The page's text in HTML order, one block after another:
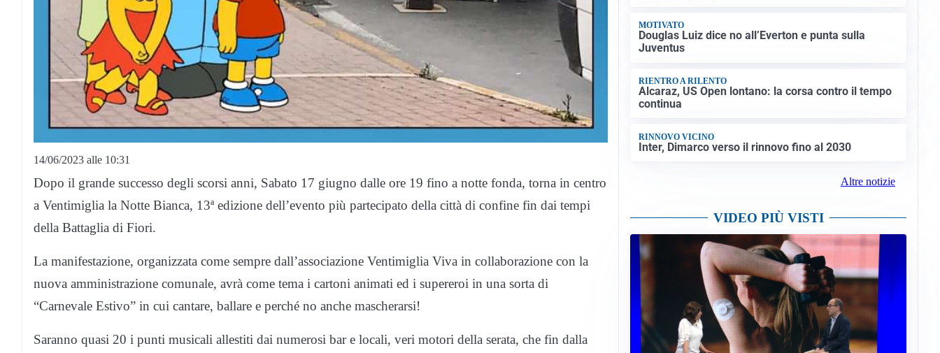
14/06/2023 alle 10:31
Dopo il grande successo degli scorsi anni, Sabato 17 giugno dalle ore 19 fino a notte fonda, torna in centro
a Ventimiglia la Notte Bianca, 13ª edizione dell’evento più partecipato della città di confine fin dai tempi
della Battaglia di Fiori.
La manifestazione, organizzata come sempre dall’associazione Ventimiglia Viva in collaborazione con la
nuova amministrazione comunale, avrà come tema i cartoni animati ed i supereroi in una sorta di
“Carnevale Estivo” in cui cantare, ballare e perché no anche mascherarsi!
Saranno quasi 20 i punti musicali allestiti dai numerosi bar e locali, veri motori della serata, che fin dalla
MOTIVATO
Douglas Luiz dice no all’Everton e punta sulla
Juventus
RIENTRO A RILENTO
Alcaraz, US Open lontano: la corsa contro il tempo
continua
RINNOVO VICINO
Inter, Dimarco verso il rinnovo fino al 2030
Altre notizie
VIDEO PIÙ VISTI